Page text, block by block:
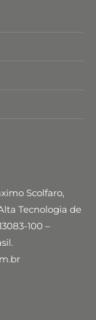
Scolfaro,
Tecnologia de
100 –